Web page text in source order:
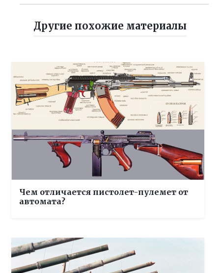
Другие похожие материалы
Чем отличается пистолет-пулемет от
автомата?